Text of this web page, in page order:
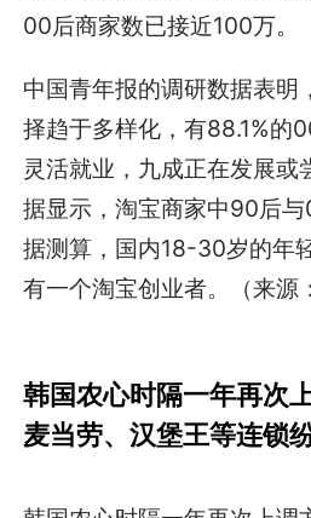
00后商家数已接近100万。
中国青年报的调研数据表
择趋于多样化，有88.1%的
灵活就业，九成正在发展或
据显示，淘宝商家中90后与
据测算，国内18-30岁的年
有一个淘宝创业者。（来源
韩国农心时隔一年再次
麦当劳、汉堡王等连锁